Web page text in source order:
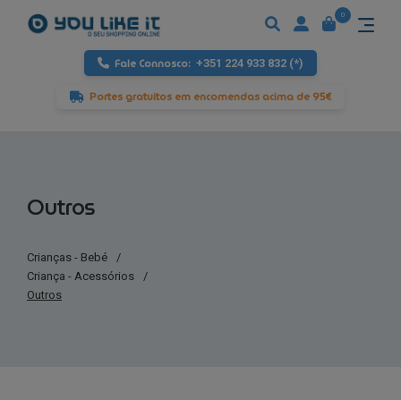
Fale Connosco: +351 224 933 832 (*)
Portes gratuitos em encomendas acima de 95€
0
Outros
Crianças - Bebé
/
Criança - Acessórios
/
Outros